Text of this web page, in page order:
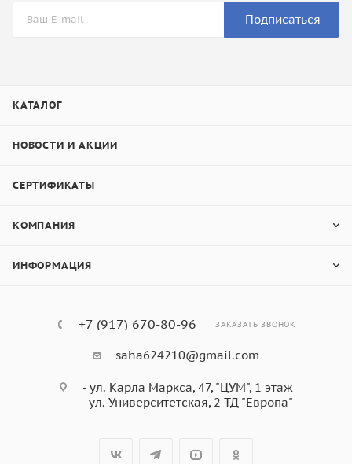
Подписаться
КАТАЛОГ
НОВОСТИ И АКЦИИ
СЕРТИФИКАТЫ
КОМПАНИЯ
ИНФОРМАЦИЯ
+7 (917) 670-80-96 ЗАКАЗАТЬ ЗВОНОК
saha624210@gmail.com
- ул. Карла Маркса, 47, "ЦУМ", 1 этаж
- ул. Университетская, 2 ТД "Европа"